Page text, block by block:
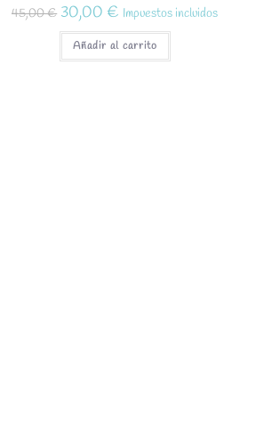
45,00€ El
precio
original
era:
45,00 €.
30,00€ El
precio
actual
es:
30,00 €.
Impuestos incluidos
Añadir al carrito